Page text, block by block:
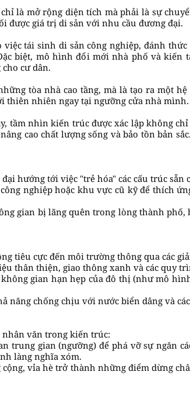
là mở rộng diện tích mà phải là sự
được giá trị di sản với nhu cầu đương đại.
tái sinh di sản công nghiệp, đánh
biệt, mô hình đổi mới nhà phố và kiến
cư dân.
tòa nhà cao tầng, mà là tạo ra một
thiên nhiên ngay tại ngưỡng cửa nhà mình.
tầm nhìn kiến trúc được xác lập không
cao chất lượng sống và bảo tồn bản
hướng tới việc "trẻ hóa" các cấu trúc sẵn
nghiệp hoặc khu vực cũ kỹ để thích
gian bị lãng quên trong lòng thành phố,
tiêu cực đến môi trường thông qua các
thân thiện, giao thông xanh và các quy
gian hạn hẹp của đô thị (như mô
năng chống chịu với nước biển dâng và
văn trong kiến trúc:
trung gian (ngưỡng) để phá vỡ sự ngăn
làng nghĩa xóm.
vỉa hè trở thành những điểm dừng